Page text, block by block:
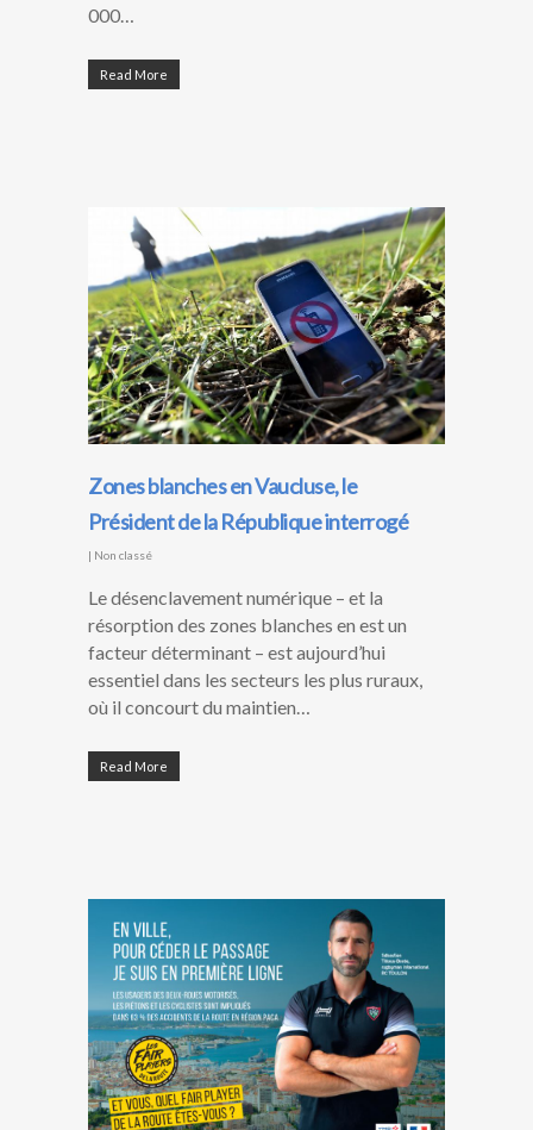
000…
Read More
Zones blanches en Vaucluse, le
Président de la République interrogé
| Non classé
Le désenclavement numérique – et la
résorption des zones blanches en est un
facteur déterminant – est aujourd’hui
essentiel dans les secteurs les plus ruraux,
où il concourt du maintien…
Read More